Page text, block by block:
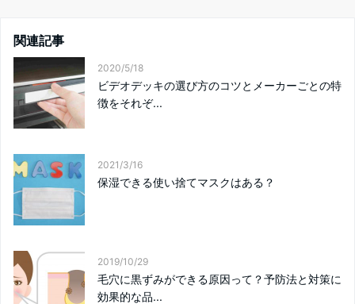
関連記事
2020/5/18
ビデオデッキの選び方のコツとメーカーごとの特
徴をそれぞ...
2021/3/16
保湿できる使い捨てマスクはある？
2019/10/29
毛穴に黒ずみができる原因って？予防法と対策に
効果的な品...